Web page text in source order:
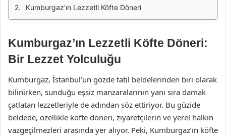
Kumburgaz'ın Lezzetli Köfte Döneri
Kumburgaz’ın Lezzetli Köfte Döneri:
Bir Lezzet Yolculuğu
Kumburgaz, İstanbul’un gözde tatil beldelerinden biri olarak
bilinirken, sunduğu eşsiz manzaralarının yanı sıra damak
çatlatan lezzetleriyle de adından söz ettiriyor. Bu güzide
beldede, özellikle köfte döneri, ziyaretçilerin ve yerel halkın
vazgeçilmezleri arasında yer alıyor. Peki, Kumburgaz’ın köfte